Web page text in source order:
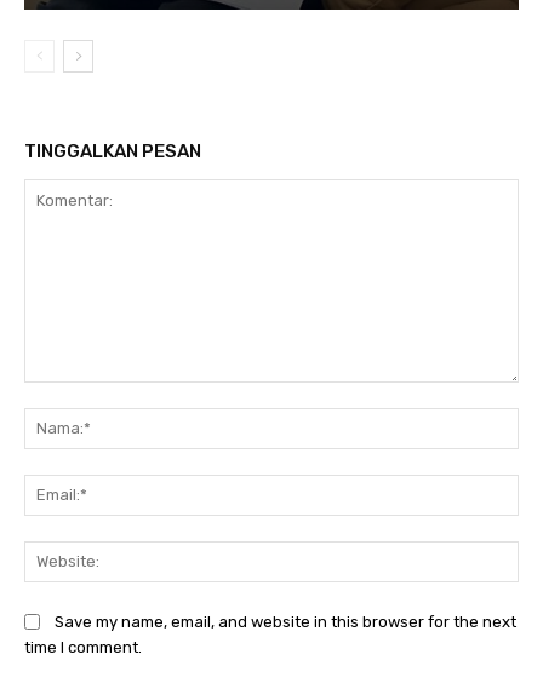
TINGGALKAN PESAN
Save my name, email, and website in this browser for the next
time I comment.